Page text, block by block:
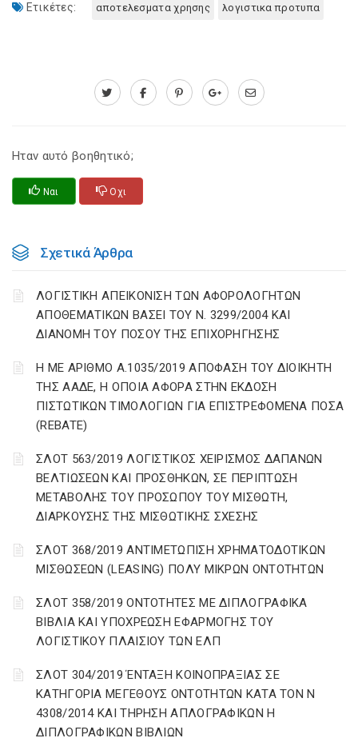
Ετικέτες: αποτελεσματα χρησης λογιστικα προτυπα
Ηταν αυτό βοηθητικό;
Ναι Οχι
Σχετικά Άρθρα
ΛΟΓΙΣΤΙΚΗ ΑΠΕΙΚΟΝΙΣΗ ΤΩΝ ΑΦΟΡΟΛΟΓΗΤΩΝ
ΑΠΟΘΕΜΑΤΙΚΩΝ ΒΑΣΕΙ ΤΟΥ N. 3299/2004 ΚΑΙ
ΔΙΑΝΟΜΗ ΤΟΥ ΠΟΣΟΥ ΤΗΣ ΕΠΙΧΟΡΗΓΗΣΗΣ
Η ΜΕ ΑΡΙΘΜΟ Α.1035/2019 ΑΠΟΦΑΣΗ ΤΟΥ ΔΙΟΙΚΗΤΗ
ΤΗΣ ΑΑΔΕ, Η ΟΠΟΙΑ ΑΦΟΡΑ ΣΤΗΝ ΕΚΔΟΣΗ
ΠΙΣΤΩΤΙΚΩΝ ΤΙΜΟΛΟΓΙΩΝ ΓΙΑ ΕΠΙΣΤΡΕΦΟΜΕΝΑ ΠΟΣΑ
(REBATE)
ΣΛΟΤ 563/2019 ΛΟΓΙΣΤΙΚΟΣ ΧΕΙΡΙΣΜΟΣ ΔΑΠΑΝΩΝ
ΒΕΛΤΙΩΣΕΩΝ ΚΑΙ ΠΡΟΣΘΗΚΩΝ, ΣΕ ΠΕΡΙΠΤΩΣΗ
ΜΕΤΑΒΟΛΗΣ ΤΟΥ ΠΡΟΣΩΠΟΥ ΤΟΥ ΜΙΣΘΩΤΗ,
ΔΙΑΡΚΟΥΣΗΣ ΤΗΣ ΜΙΣΘΩΤΙΚΗΣ ΣΧΕΣΗΣ
ΣΛΟΤ 368/2019 ΑΝΤΙΜΕΤΩΠΙΣΗ ΧΡΗΜΑΤΟΔΟΤΙΚΩΝ
ΜΙΣΘΩΣΕΩΝ (LEASING) ΠΟΛΥ ΜΙΚΡΩΝ ΟΝΤΟΤΗΤΩΝ
ΣΛΟΤ 358/2019 ΟΝΤΟΤΗΤΕΣ ΜΕ ΔΙΠΛΟΓΡΑΦΙΚΑ
ΒΙΒΛΙΑ ΚΑΙ ΥΠΟΧΡΕΩΣΗ ΕΦΑΡΜΟΓΗΣ ΤΟΥ
ΛΟΓΙΣΤΙΚΟΥ ΠΛΑΙΣΙΟΥ ΤΩΝ ΕΛΠ
ΣΛΟΤ 304/2019 ΈΝΤΑΞΗ ΚΟΙΝΟΠΡΑΞΙΑΣ ΣΕ
ΚΑΤΗΓΟΡΙΑ ΜΕΓΕΘΟΥΣ ΟΝΤΟΤΗΤΩΝ ΚΑΤΑ ΤΟΝ Ν
4308/2014 ΚΑΙ ΤΗΡΗΣΗ ΑΠΛΟΓΡΑΦΙΚΩΝ Η
ΔΙΠΛΟΓΡΑΦΙΚΩΝ ΒΙΒΛΙΩΝ